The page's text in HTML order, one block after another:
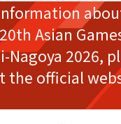
20th Asian
Nagoya 2026,
the official